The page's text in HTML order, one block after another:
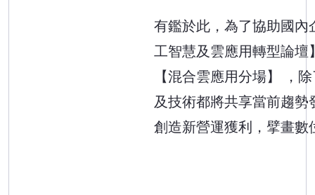
有鑑於此，為了協助國
工智慧及雲應用轉型論
【混合雲應用分場】 ，
及技術都將共享當前趨
創造新營運獲利，擘畫數